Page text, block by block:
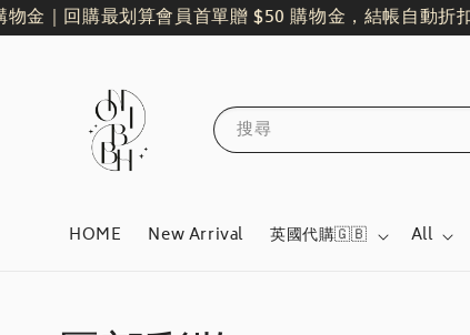
｜回購最划算會員首單贈 $50 購物金，結帳自動折扣！
搜尋
HOME New Arrival 英國代購🇬🇧 All